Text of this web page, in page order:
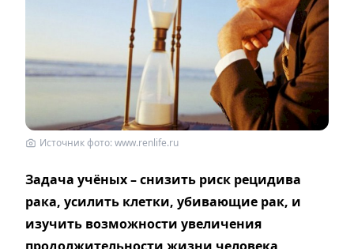
Источник фото: www.renlife.ru
Задача учёных – снизить риск рецидива
рака, усилить клетки, убивающие рак, и
изучить возможности увеличения